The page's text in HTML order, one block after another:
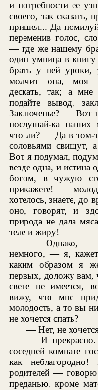
и потребности ее
своего, так сказать,
пришел... Да
переменив голос,
— где же нашему
один умница в
брать у ней
молчит она, моя
дескать, так; а
подайте вывод,
Заключенье? — Вот
послушай-ка наших
что ли? — Да в том-
соловьями свищут,
Вот я подумал,
везде одна, и истина
богом, в чужую
прикажете! —
хотелось, знаете, до
оно, говорят, и
природа не дала
теле и жиру!
— Однако, —
немного, — я,
каким образом я
первых, доложу вам,
свете не имеется,
вижу, что мне
молодость, а то вы
не хочется спать?
— Нет, не
— И прекрасно.
соседней комнате
как
родителей —
преданью, кроме